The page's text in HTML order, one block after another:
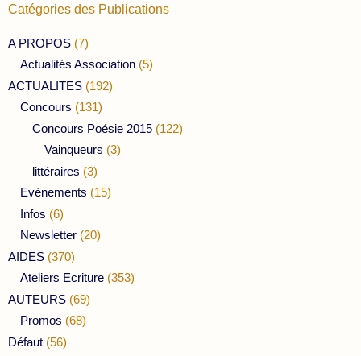
Catégories des Publications
A PROPOS (7)
Actualités Association (5)
ACTUALITES (192)
Concours (131)
Concours Poésie 2015 (122)
Vainqueurs (3)
littéraires (3)
Evénements (15)
Infos (6)
Newsletter (20)
AIDES (370)
Ateliers Ecriture (353)
AUTEURS (69)
Promos (68)
Défaut (56)